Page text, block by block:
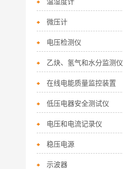
微压计
电压检测仪
乙炔、氢气和水分监测仪
在线电能质量监控装置
低压电器安全测试仪
电压和电流记录仪
稳压电源
示波器